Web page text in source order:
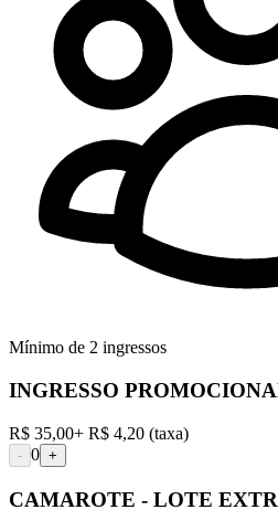
Mínimo de 2 ingressos
INGRESSO
R$ 35,00+ R$ 4,20 (taxa)
- 0 +
CAMAROTE - LOTE